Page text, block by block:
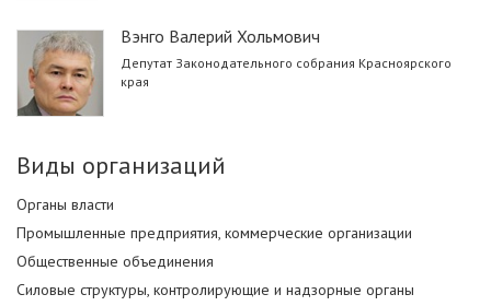
Вэнго Валерий Хольмович
Депутат Законодательного собрания Красноярского
края
Виды организаций
Органы власти
Промышленные предприятия, коммерческие организации
Общественные объединения
Силовые структуры, контролирующие и надзорные органы